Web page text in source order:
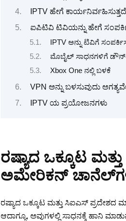
IPTV ಹೇಗೆ
ಐಪಿಟಿವಿ ಟಿವಿಯನ್ನು ಹೇಗೆ
IPTV ಅನ್ನು ಟಿವಿಗೆ
ಮೊಬೈಲ್ ಸಾಧನಗಳಿಗೆ
Xbox One ನಲ್ಲಿ ಬಳಕೆ
VPN ಅನ್ನು ಬಳಸುವುದು
IPTV ಯ ಪ್ರಯೋಜನಗಳು
ರಷ್ಯಾದ ಒಕ್ಕೂಟ
ಅಮೇರಿಕನ್
ರಷ್ಯಾದ ಒಕ್ಕೂಟ ಮತ್ತು ಸಿಐಎಸ್ ಪ್ರದೇಶದ
ಆದಾಗ್ಯೂ, ಅವುಗಳಲ್ಲಿ ಸಾಧನಕ್ಕೆ ಹಾನಿ